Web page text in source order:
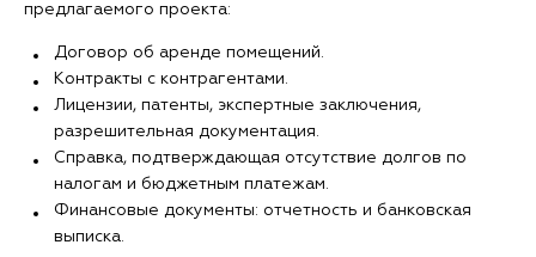
предлагаемого проекта:
Договор об аренде помещений.
Контракты с контрагентами.
Лицензии, патенты, экспертные заключения,
разрешительная документация.
Справка, подтверждающая отсутствие долгов по
налогам и бюджетным платежам.
Финансовые документы: отчетность и банковская
выписка.